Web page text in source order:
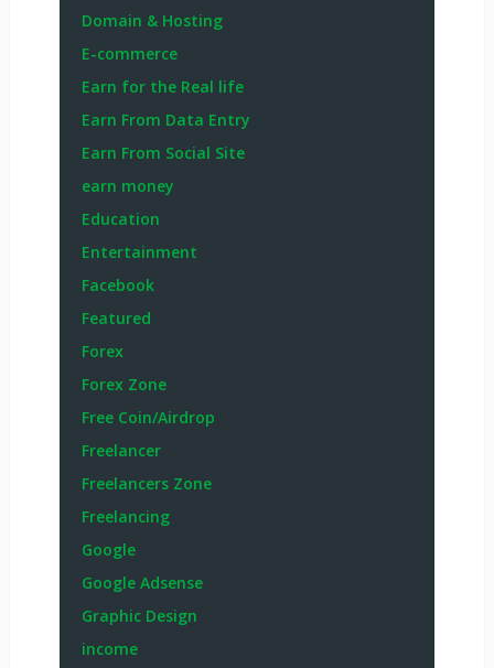
Domain & Hosting
E-commerce
Earn for the Real life
Earn From Data Entry
Earn From Social Site
earn money
Education
Entertainment
Facebook
Featured
Forex
Forex Zone
Free Coin/Airdrop
Freelancer
Freelancers Zone
Freelancing
Google
Google Adsense
Graphic Design
income